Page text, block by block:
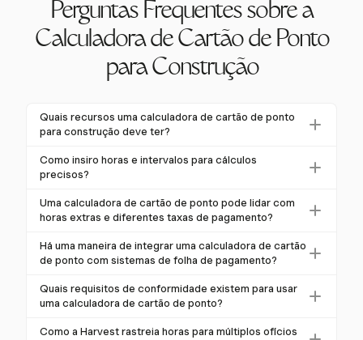
Perguntas Frequentes sobre a
Calculadora de Cartão de Ponto
para Construção
Quais recursos uma calculadora de cartão de ponto
para construção deve ter?
Uma calculadora de cartão de ponto para construção
deve lidar com cálculos de horas extras, gerenciar
e integrar-se com sistemas de folha de pagamento. A
Harvest oferece esses recursos, garantindo
rastreamento preciso de tempo e conformidade com
as regulamentações trabalhistas.
Como insiro horas e intervalos para cálculos
precisos?
A entrada precisa de horas e intervalos é crítica para
a precisão. Na Harvest, você pode registrar horas
manual, garantindo que os intervalos sejam
devidamente contabilizados. Isso ajuda a calcular o
total de horas trabalhadas e a conformidade com as
leis trabalhistas.
Uma calculadora de cartão de ponto pode lidar com
horas extras e diferentes taxas de pagamento?
Sim, uma calculadora de cartão de ponto como a
Harvest pode lidar com horas extras e diferentes
flexíveis por projeto e por pessoa, facilitando o
cálculo de horas para subcontratados com taxas
variadas, garantindo um rastreamento preciso de
Há uma maneira de integrar uma calculadora de cartão
de ponto com sistemas de folha de pagamento?
Integrar uma calculadora de cartão de ponto com
sistemas de folha de pagamento é essencial para
populares de gerenciamento de projetos e folha de
Quais requisitos de conformidade existem para usar
uma calculadora de cartão de ponto?
Os requisitos de conformidade incluem aderir à Lei
Como a Harvest rastreia horas para múltiplos ofícios